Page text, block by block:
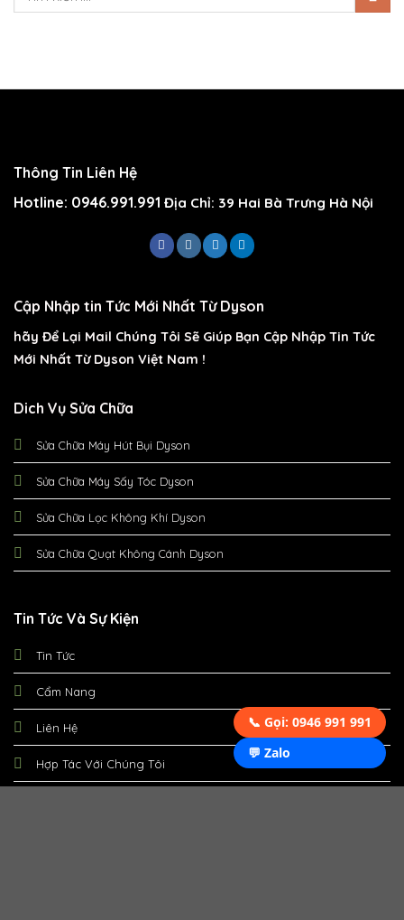
Thông Tin Liên Hệ
Hotline: 0946.991.991 Địa Chỉ: 39 Hai Bà Trưng Hà Nội
Dich Vụ Sửa Chữa
Sửa Chữa Máy Hút Bụi Dyson
Sửa Chữa Máy Sấy Tóc Dyson
Sửa Chữa Lọc Không Khí Dyson
Sửa Chữa Quạt Không Cánh Dyson
Tin Tức Và Sự Kiện
Tin Tức
Cẩm Nang
Liên Hệ
Hợp Tác Với Chúng Tôi
Cập Nhập tin Tức Mới Nhất Từ Dyson
hãy Để Lại Mail Chúng Tôi Sẽ Giúp Bạn Cập Nhập Tin Tức
Mới Nhất Từ Dyson Việt Nam !
📞 Gọi: 0946 991 991
💬 Zalo